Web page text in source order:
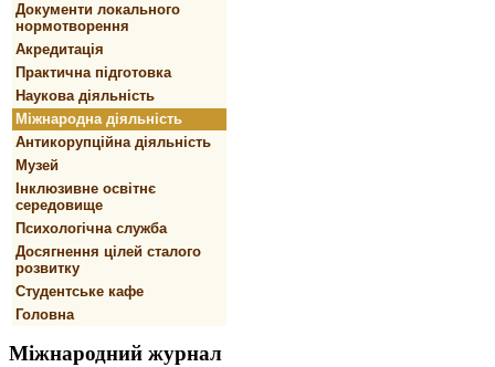
Документи локального
нормотворення
Акредитація
Практична підготовка
Наукова діяльність
Міжнародна діяльність
Антикорупційна діяльність
Музей
Інклюзивне освітнє
середовище
Психологічна служба
Досягнення цілей сталого
розвитку
Студентське кафе
Головна
Міжнародний журнал